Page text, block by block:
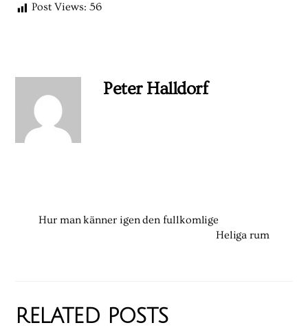
Post Views: 56
Peter Halldorf
Hur man känner igen den fullkomlige
Heliga rum
RELATED POSTS